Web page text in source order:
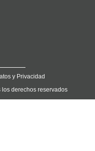
y Privacidad
derechos reservados